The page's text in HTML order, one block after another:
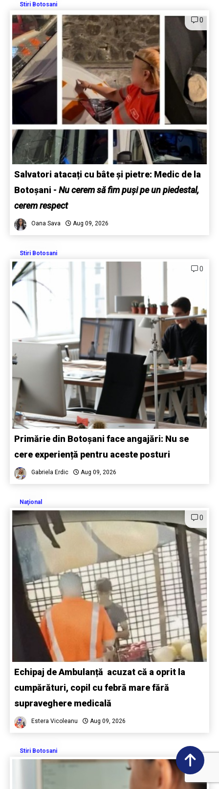
Stiri Botosani
0
Salvatori atacați cu bâte și pietre: Medic de la
Botoșani - Nu cerem să fim puși pe un piedestal,
cerem respect
Oana Sava Aug 09, 2026
Stiri Botosani
0
Primărie din Botoșani face angajări: Nu se
cere experiență pentru aceste posturi
Gabriela Erdic Aug 09, 2026
Naţional
0
Echipaj de Ambulanță acuzat că a oprit la
cumpărături, copil cu febră mare fără
supraveghere medicală
Estera Vicoleanu Aug 09, 2026
Stiri Botosani
0